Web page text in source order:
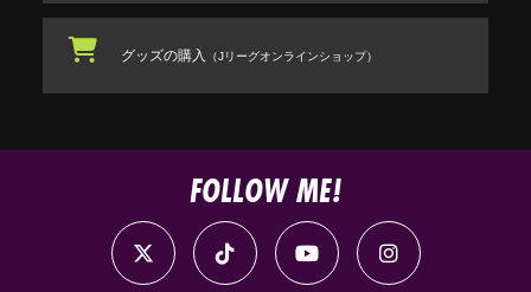
グッズの購入 （Jリーグオンラインショップ）
FOLLOW ME!